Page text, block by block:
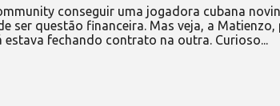
conseguir uma jogadora cubana
ser questão financeira. Mas veja, a Matienzo,
estava fechando contrato na outra. Curioso...